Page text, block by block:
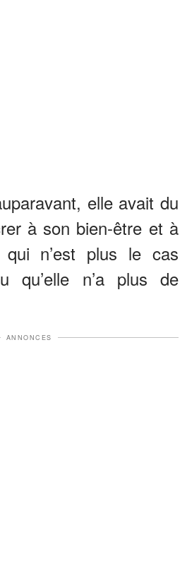
elle avait du
à son bien-être et à
n’est plus le cas
qu’elle n’a plus de
ANNONCES